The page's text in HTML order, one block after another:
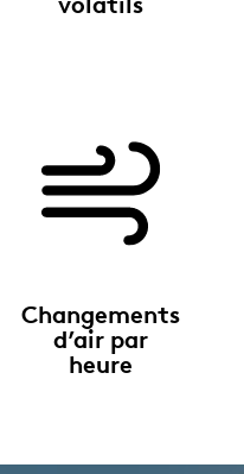
Changements
d’air par
heure